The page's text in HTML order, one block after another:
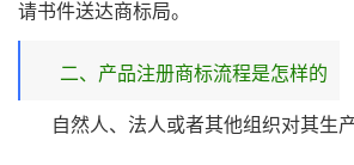
请书件送达商标局。
二、产品注册商标流程是怎样的
自然人、法人或者其他组织对其生